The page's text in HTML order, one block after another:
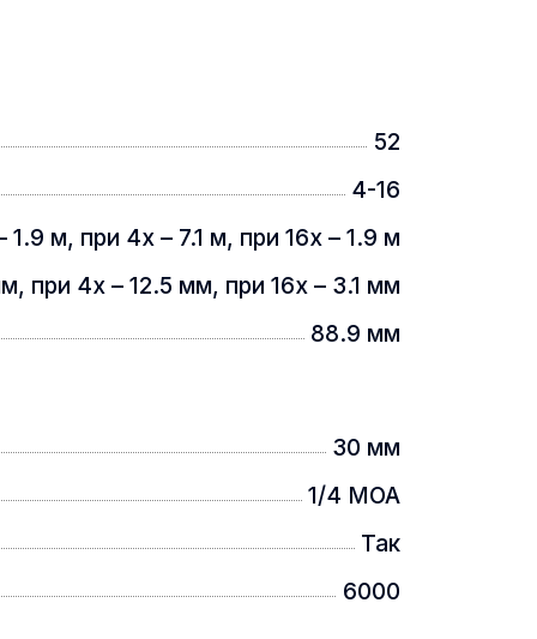
до запітніння і високою
введення поправок
52
4-16
1.9 м, при 4х – 7.1 м, при 16х – 1.9 м
при 4х – 12.5 мм, при 16х – 3.1 мм
88.9 мм
30 мм
1/4 MOA
Так
6000